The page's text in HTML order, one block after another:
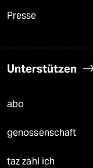
Presse
Unterstützen
abo
genossenschaft
taz zahl ich